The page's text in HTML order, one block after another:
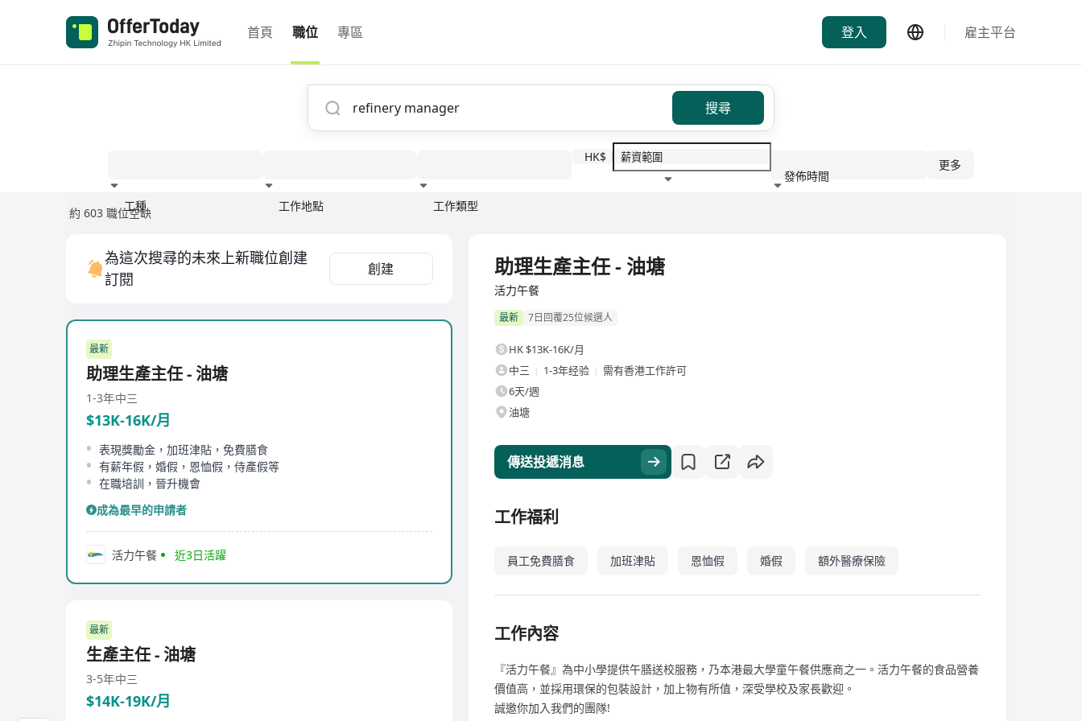
首頁 職位 專區 登入 雇主平台
搜尋
工種 工作地點 工作類型
HK$
發佈時間
更多
約 603 職位空缺
為這次搜尋的未來上新職位創建
訂閱
創建
最新
助理生產主任 - 油塘
1-3年中三
$13K-16K/月
表現獎勵金，加班津貼，免費膳食
有薪年假，婚假，恩恤假，侍產假等
在職培訓，晉升機會
成為最早的申請者
活力午餐 近3日活躍
最新
生產主任 - 油塘
3-5年中三
$14K-19K/月
助理生產主任 - 油塘
活力午餐
最新 7日回覆25位候選人
HK $13K-16K/月
中三
1-3年经验
需有香港工作許可
6天/週
油塘
傳送投遞消息
工作福利
員工免費膳食 加班津貼 恩恤假 婚假 額外醫療保險
工作內容
『活力午餐』為中小學提供午膳送校服務，乃本港最大學童午餐供應商之一。活力午餐的食品營養
價值高，並採用環保的包裝設計，加上物有所值，深受學校及家長歡迎。
誠邀你加入我們的團隊!